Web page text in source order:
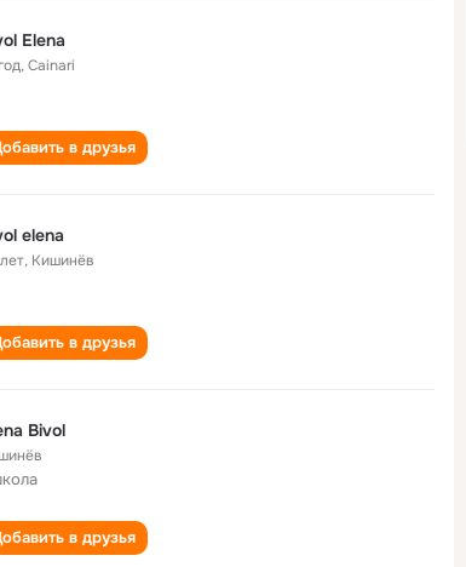
Elena
,Cainari
в друзья
elena
, Кишинёв
в друзья
Bivol
в друзья